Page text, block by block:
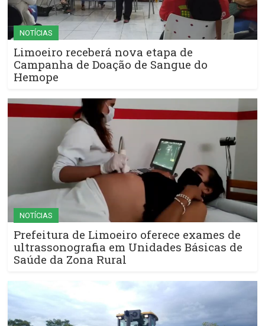
NOTÍCIAS
Limoeiro receberá nova etapa de
Campanha de Doação de Sangue do
Hemope
NOTÍCIAS
Prefeitura de Limoeiro oferece exames de
ultrassonografia em Unidades Básicas de
Saúde da Zona Rural